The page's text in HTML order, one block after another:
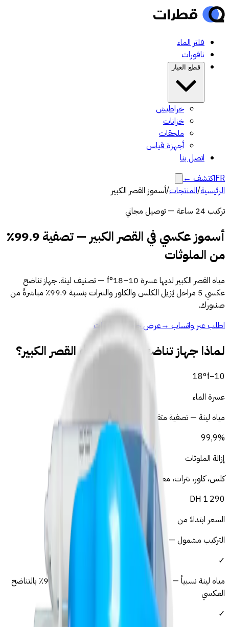
فلتر الماء
نافورات
قطع الغيار
خراطيش
خزانات
ملحقات
أجهزة قياس
اتصل بنا
FRاكتشف←
الرئيسية/المنتجات/أسموز القصر الكبير
تركيب 24 ساعة — توصيل مجاني
أسموز عكسي في القصر الكبير — تصفية 99.9٪
من الملوثات
مياه القصر الكبير لديها عسرة 10–18°f — تصنيف لينة. جهاز تناضح
عكسي 5 مراحل يُزيل الكلس والكلور والنترات بنسبة 99.9٪ مباشرةً من
صنبورك.
اطلب عبر واتساب→عرض جميع المنتجات
لماذا جهاز تناضح عكسي لمياه القصر الكبير؟
10
–
18°f
عسرة الماء
مياه لينة — تصفية متقدمة موصى بها
99,9%
إزالة الملوثات
كلس، كلور، نترات، معادن ثقيلة، بكتيريا
1 290
السعر ابتداءً من
التركيب مشمول — لا رسوم خفية
✓
مياه لينة نسبياً — جودة أساسية مُرضية
يُزال بنسبة 99.9٪ بالتناضح
العكسي
✓